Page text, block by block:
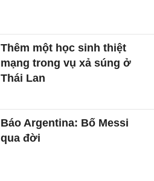
Thêm một học sinh thiệt
mạng trong vụ xả súng ở
Thái Lan
Báo Argentina: Bố Messi
qua đời